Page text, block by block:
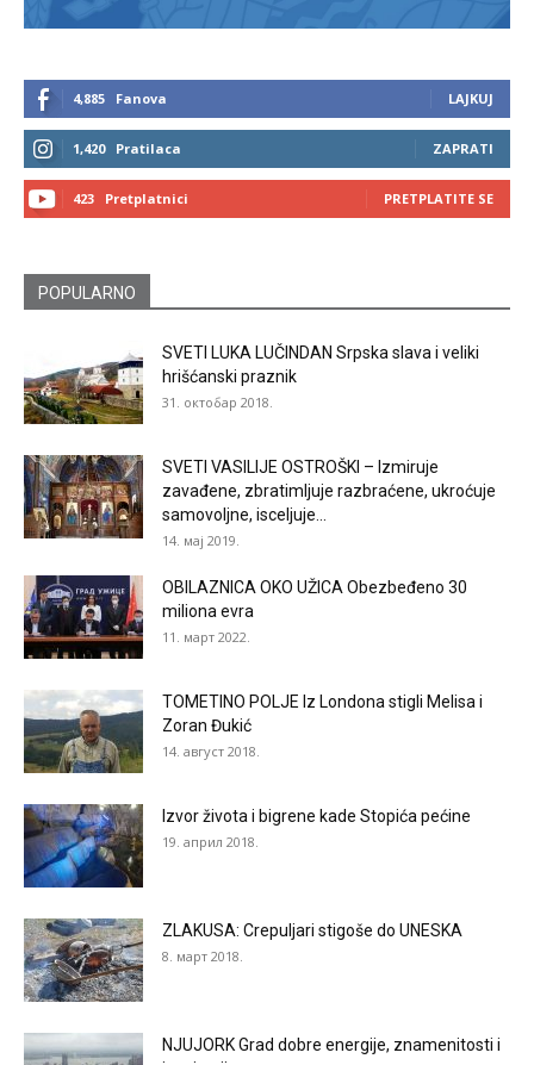
4,885 Fanova LAJKUJ
1,420 Pratilaca ZAPRATI
423 Pretplatnici PRETPLATITE SE
POPULARNO
SVETI LUKA LUČINDAN Srpska slava i veliki
hrišćanski praznik
31. октобар 2018.
SVETI VASILIJE OSTROŠKI – Izmiruje
zavađene, zbratimljuje razbraćene, ukroćuje
samovoljne, isceljuje...
14. мај 2019.
OBILAZNICA OKO UŽICA Obezbeđeno 30
miliona evra
11. март 2022.
TOMETINO POLJE Iz Londona stigli Melisa i
Zoran Đukić
14. август 2018.
Izvor života i bigrene kade Stopića pećine
19. април 2018.
ZLAKUSA: Crepuljari stigoše do UNESKA
8. март 2018.
NJUJORK Grad dobre energije, znamenitosti i